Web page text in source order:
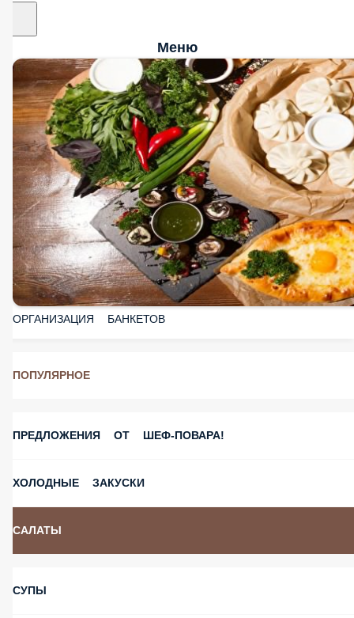
Меню
ОРГАНИЗАЦИЯ БАНКЕТОВ
ПОПУЛЯРНОЕ
ПРЕДЛОЖЕНИЯ ОТ ШЕФ-ПОВАРА!
ХОЛОДНЫЕ ЗАКУСКИ
САЛАТЫ
СУПЫ